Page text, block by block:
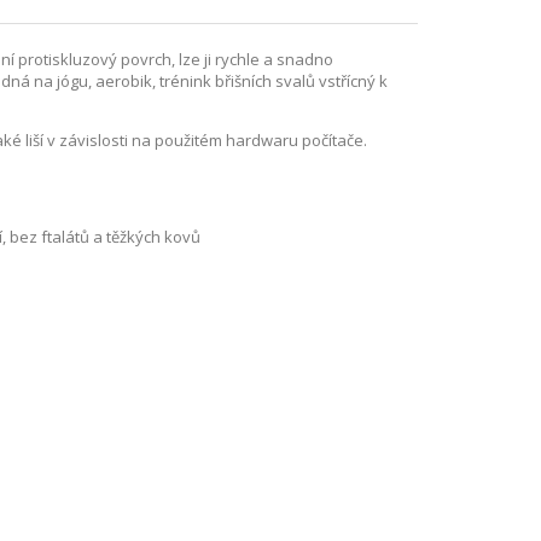
protiskluzový povrch, lze ji rychle a snadno
na jógu, aerobik, trénink břišních svalů vstřícný k
liší v závislosti na použitém hardwaru počítače.
bez ftalátů a těžkých kovů